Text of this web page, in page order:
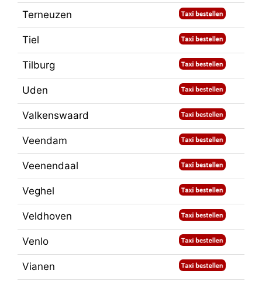
Terneuzen
Tiel
Tilburg
Uden
Valkenswaard
Veendam
Veenendaal
Veghel
Veldhoven
Venlo
Vianen